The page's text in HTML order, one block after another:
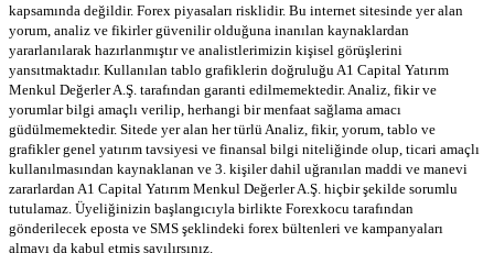
kapsamında değildir. Forex piyasaları risklidir. Bu internet sitesinde yer alan
yorum, analiz ve fikirler güvenilir olduğuna inanılan kaynaklardan
yararlanılarak hazırlanmıştır ve analistlerimizin kişisel görüşlerini
yansıtmaktadır. Kullanılan tablo grafiklerin doğruluğu A1 Capital Yatırım
Menkul Değerler A.Ş. tarafından garanti edilmemektedir. Analiz, fikir ve
yorumlar bilgi amaçlı verilip, herhangi bir menfaat sağlama amacı
güdülmemektedir. Sitede yer alan her türlü Analiz, fikir, yorum, tablo ve
grafikler genel yatırım tavsiyesi ve finansal bilgi niteliğinde olup, ticari amaçlı
kullanılmasından kaynaklanan ve 3. kişiler dahil uğranılan maddi ve manevi
zararlardan A1 Capital Yatırım Menkul Değerler A.Ş. hiçbir şekilde sorumlu
tutulamaz. Üyeliğinizin başlangıcıyla birlikte Forexkocu tarafından
gönderilecek eposta ve SMS şeklindeki forex bültenleri ve kampanyaları
almayı da kabul etmiş sayılırsınız.